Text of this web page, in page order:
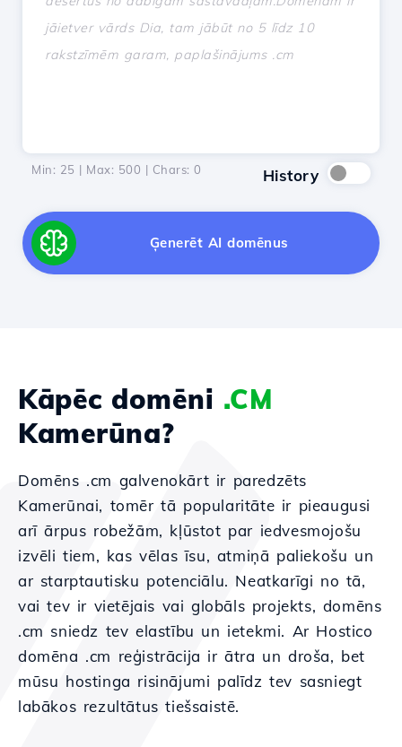
Min: 25 | Max: 500 | Chars: 0 History
Ģenerēt AI domēnus
Kāpēc domēni .CM
Kamerūna?
Domēns .cm galvenokārt ir paredzēts
Kamerūnai, tomēr tā popularitāte ir pieaugusi
arī ārpus robežām, kļūstot par iedvesmojošu
izvēli tiem, kas vēlas īsu, atmiņā paliekošu un
ar starptautisku potenciālu. Neatkarīgi no tā,
vai tev ir vietējais vai globāls projekts, domēns
.cm sniedz tev elastību un ietekmi. Ar Hostico
domēna .cm reģistrācija ir ātra un droša, bet
mūsu hostinga risinājumi palīdz tev sasniegt
labākos rezultātus tiešsaistē.